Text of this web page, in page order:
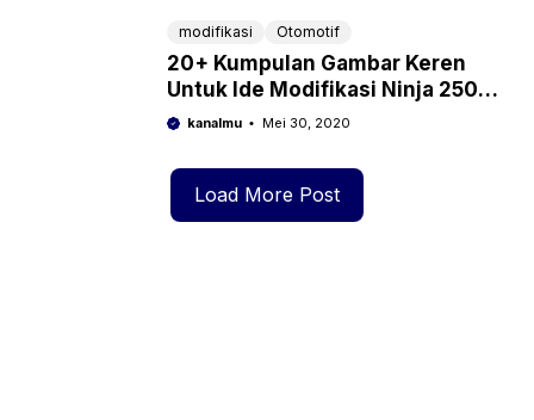
modifikasi Otomotif
20+ Kumpulan Gambar Keren
Untuk Ide Modifikasi Ninja 250
Tahun 2022
kanalmu Mei 30, 2020
Load More Post